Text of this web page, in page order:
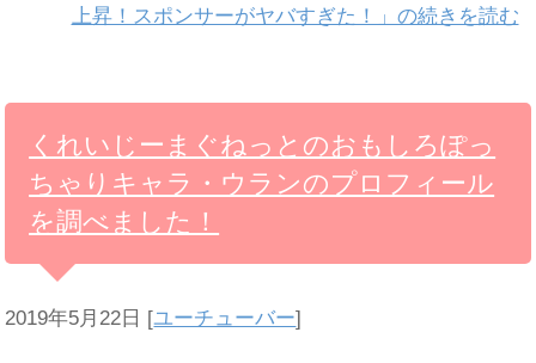
上昇！スポンサーがヤバすぎた！」の続きを読む
くれいじーまぐねっとのおもしろぽっ
ちゃりキャラ・ウランのプロフィール
を調べました！
2019年5月22日 [ユーチューバー]